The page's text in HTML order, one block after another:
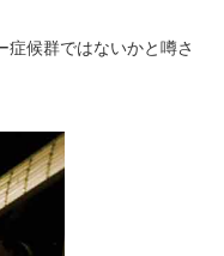
候群ではないかと噂さ